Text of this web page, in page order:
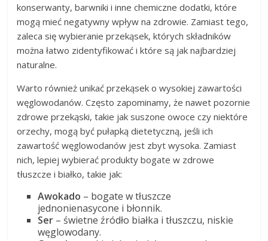
konserwanty, barwniki i inne chemiczne dodatki, które
mogą mieć negatywny wpływ na zdrowie. Zamiast tego,
zaleca się wybieranie przekąsek, których składników
można łatwo zidentyfikować i które są jak najbardziej
naturalne.
Warto również unikać przekąsek o wysokiej zawartości
węglowodanów. Często zapominamy, że nawet pozornie
zdrowe przekąski, takie jak suszone owoce czy niektóre
orzechy, mogą być pułapką dietetyczną, jeśli ich
zawartość węglowodanów jest zbyt wysoka. Zamiast
nich, lepiej wybierać produkty bogate w zdrowe
tłuszcze i białko, takie jak:
Awokado – bogate w tłuszcze
jednonienasycone i błonnik.
Ser – świetne źródło białka i tłuszczu, niskie
węglowodany.